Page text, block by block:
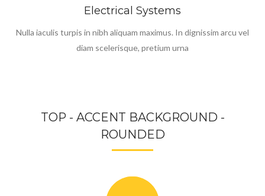
Electrical Systems
Nulla iaculis turpis in nibh aliquam maximus. In dignissim arcu vel
diam scelerisque, pretium urna
TOP - ACCENT BACKGROUND -
ROUNDED